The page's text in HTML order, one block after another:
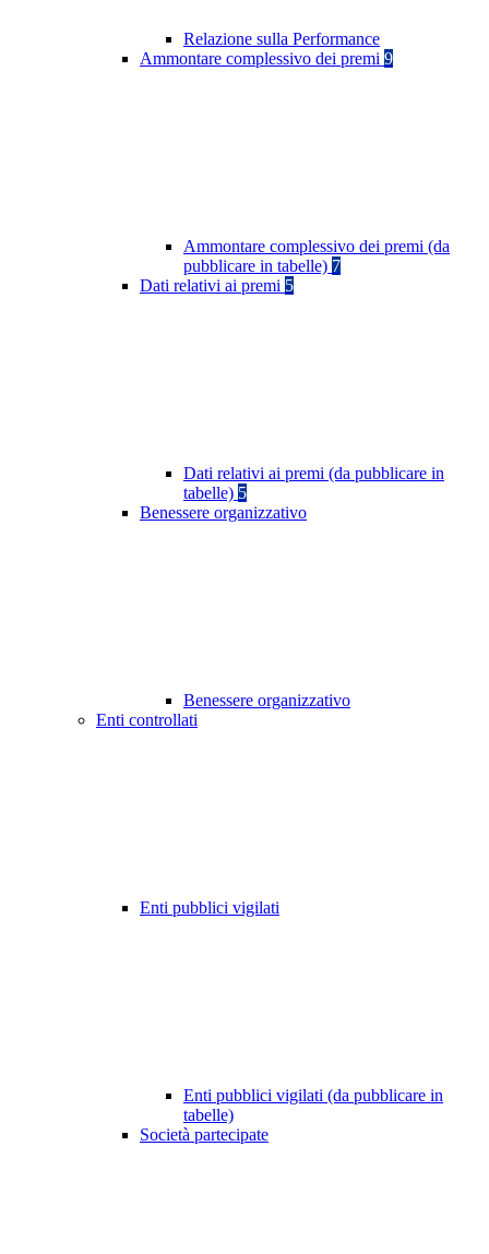
Relazione sulla Performance
Ammontare complessivo dei premi 9
Ammontare complessivo dei premi (da
pubblicare in tabelle) 7
Dati relativi ai premi 5
Dati relativi ai premi (da pubblicare in
tabelle) 5
Benessere organizzativo
Benessere organizzativo
Enti controllati
Enti pubblici vigilati
Enti pubblici vigilati (da pubblicare in
tabelle)
Società partecipate